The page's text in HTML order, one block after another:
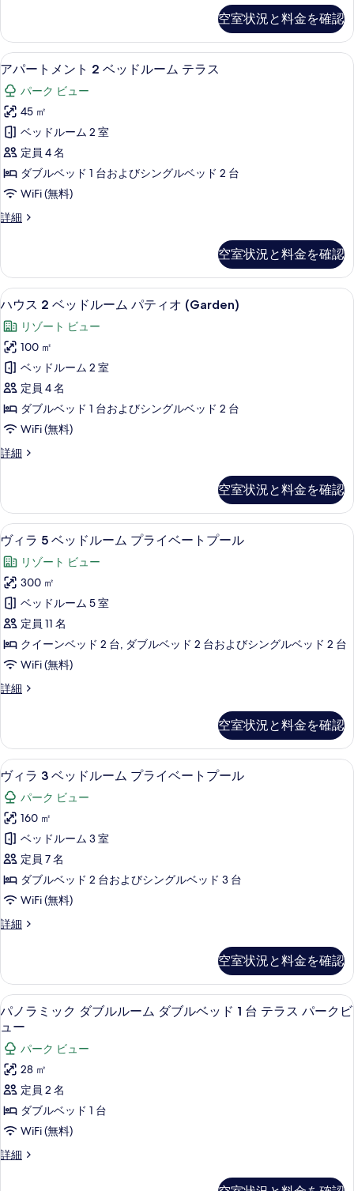
テ
ラ
ス
の
す
べ
て
の
写
真
示
す
る
ア
ス
イ
ー
ト
テ
ラ
ス
の
詳
細
空室状況と料金を確認
ア
パ
ー
ト
メ
ン
ト
ベ
ド
ル
ー
ム
テ
ラ
ス
の
す
べ
写
真
を
表
示
す
る
アパートメント 2 ベッドルーム テラ
8
アパートメント 2 ベッドルーム テラス
パーク ビュー
45 ㎡
ベッドルーム 2 室
定員 4 名
ダブルベッド 1 台およびシングルベッド 2 台
WiFi (無料)
詳細
ア
メ
ン
ト
ベ
ッ
ド
ル
ー
ム
テ
ラ
ス
の
空室状況と料金を確認
ハ
ウ
ス
2
ベ
ッ
ド
ル
ー
パ
テ
ィ
オ
(Garden)
の
す
べ
て
の
を
表
示
す
る
ハウス 2 ベッドルーム パティオ
11
ハウス 2 ベッドルーム パティオ (Garden)
リゾート ビュー
100 ㎡
ベッドルーム 2 室
定員 4 名
ダブルベッド 1 台およびシングルベッド 2 台
WiFi (無料)
詳細
ハ
ベ
ッ
ド
ル
ー
ム
パ
テ
ィ
オ
(Garden)
の
詳
細
空室状況と料金を確認
ヴ
ィ
ラ
5
ベ
ッ
ド
ル
ー
プ
ラ
イ
ベ
ー
ト
プ
ー
ル
の
て
の
写
真
を
表
示
す
る
ヴィラ 5 ベッドルーム プライベート
22
ヴィラ 5 ベッドルーム プライベートプール
リゾート ビュー
300 ㎡
ベッドルーム 5 室
定員 11 名
クイーンベッド 2 台, ダブルベッド 2 台およびシングルベッド 2 台
WiFi (無料)
詳細
ヴ
ベ
ッ
ド
ル
ー
ム
プ
ラ
イ
ベ
ー
ト
プ
ー
詳
細
空室状況と料金を確認
ヴ
ィ
ラ
3
ベ
ッ
ド
ル
ー
プ
ラ
イ
ベ
ー
ト
プ
ー
ル
の
ヴィラ 3 ベッドルーム プライベート
11
ヴィラ 3 ベッドルーム プライベートプール
パーク ビュー
160 ㎡
ベッドルーム 3 室
定員 7 名
ダブルベッド 2 台およびシングルベッド 3 台
WiFi (無料)
詳細
ヴ
ベ
ッ
ド
ル
ー
ム
プ
ラ
イ
ベ
ト
プ
ー
空室状況と料金を確認
パ
ノ
ラ
ミ
ッ
ク
ダ
ブ
パノラミック ダブルルーム ダブル
5
パノラミック ダブルルーム ダブルベッド 1 台 テラス パークビ
ュー
パーク ビュー
28 ㎡
定員 2 名
ダブルベッド 1 台
WiFi (無料)
詳細
パ